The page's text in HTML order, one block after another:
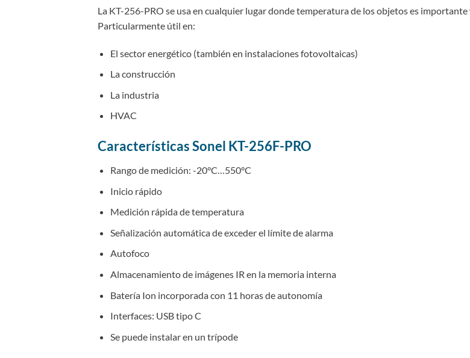
La KT-256-PRO se usa en cualquier lugar donde temperatura de los objetos es
Particularmente útil en:
El sector energético (también en instalaciones fotovoltaicas)
La construcción
La industria
HVAC
Características Sonel KT-256F-PRO
Rango de medición: -20°C…550°C
Inicio rápido
Medición rápida de temperatura
Señalización automática de exceder el límite de alarma
Autofoco
Almacenamiento de imágenes IR en la memoria interna
Batería Ion incorporada con 11 horas de autonomía
Interfaces: USB tipo C
Se puede instalar en un trípode